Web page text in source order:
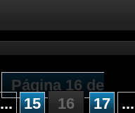
Página 16 de
... 15 16 17 ...